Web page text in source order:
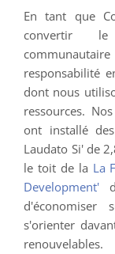
En tant que
convertir
responsabilité
dont nous
ressources.
ont installé
Laudato Si' de
le toit de la La
Development'
s'orienter
renouvelables.